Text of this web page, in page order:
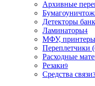
Архивные
Детекторы
Ламинаторы4
МФУ, принтеры
Переплетчики
Расходные
Резаки9
Средства связи